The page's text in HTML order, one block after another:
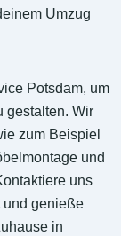
Umzug
Potsdam, um
gestalten. Wir
zum Beispiel
und
uns
und genieße
in